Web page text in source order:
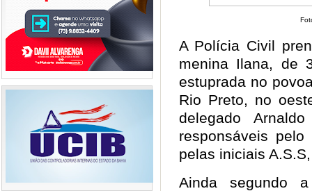
A Polícia Civil
menina Ilana, de
estuprada no
Rio Preto, no
delegado
responsáveis
pelas iniciais
Ainda segundo